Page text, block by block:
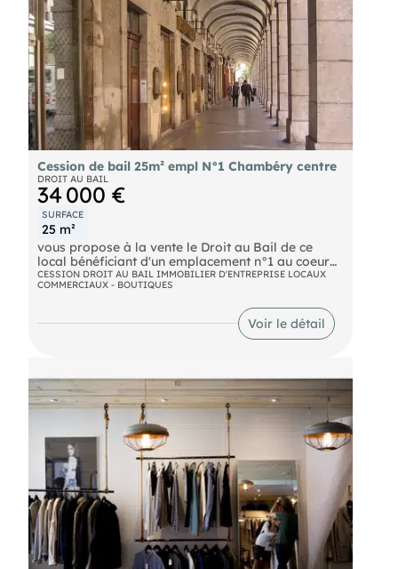
activité dans l'un des secteurs les plus attractifs de
Chambéry. Honoraires : 5 000  HT (11,11 %) inclus
charge acquéreur (40 000  hors honoraires)
Contact : Consultez égalemente : FORCAEPRISES
- Hugo-Raphaël PIRES Hugo-Raphaël - - Plus
d'informations sur (réf. 7300331587)
Cession de bail 25m² empl N°1 Chambéry centre
DROIT AU BAIL
34 000 €
SURFACE
25 m²
vous propose à la vente le Droit au Bail de ce
local bénéficiant d'un emplacement n°1 au coeur
de CHAMBERY.
Joli magasin d'une surface de près de 25 m² avec
un espace de vente, une réserve et wc.
Faible loyer mensuel : 593 Euros (charges
restauration avec extraction
.
Prix de vente : 34 000 Euros honoraires charge
Chargé d'affaires Indépendant spécialisé en
transactions commerciales. Mandat N° : 425999
Cette présente annonce a été rédigée sous la
responsabilité éditoriale de , 44 ALLÉE DES CINQ
CONTI, , .
- Le professionnel garantit et sécurise votre projet
immobilier.
(EI) Agent Commercial - - .
CESSION DROIT AU BAIL IMMOBILIER D'ENTREPRISE LOCAUX
COMMERCIAUX - BOUTIQUES
Voir le détail